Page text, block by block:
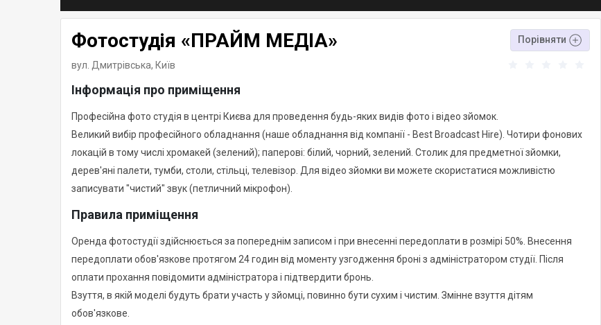
Фотостудія «ПРАЙМ МЕДІА» Порівняти
вул. Дмитрівська, Київ
Інформація про приміщення
Професійна фото студія в центрі Києва для проведення будь-яких видів фото і відео зйомок.
Великий вибір професійного обладнання (наше обладнання від компанії - Best Broadcast Hire). Чотири фонових
локацій в тому числі хромакей (зелений); паперові: білий, чорний, зелений. Столик для предметної зйомки,
дерев'яні палети, тумби, столи, стільці, телевізор. Для відео зйомки ви можете скористатися можливістю
записувати "чистий" звук (петличний мікрофон).
Правила приміщення
Оренда фотостудії здійснюється за попереднім записом і при внесенні передоплати в розмірі 50%. Внесення
передоплати обов'язкове протягом 24 годин від моменту узгодження броні з адміністратором студії. Після
оплати прохання повідомити адміністратора і підтвердити бронь.
Взуття, в якій моделі будуть брати участь у зйомці, повинно бути сухим і чистим. Змінне взуття дітям
обов'язкове.